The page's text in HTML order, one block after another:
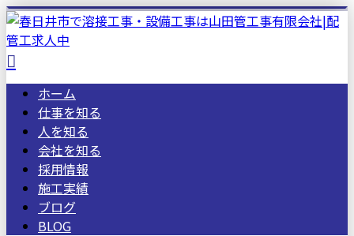
ホーム
仕事を知る
人を知る
会社を知る
採用情報
施工実績
ブログ
BLOG